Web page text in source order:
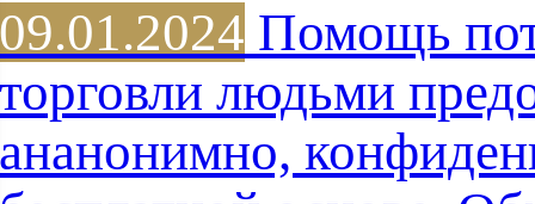
09.01.2024 Помощь
торговли людьми
ананонимно,